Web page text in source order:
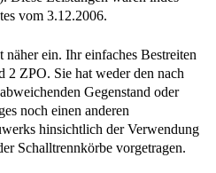
vom 3.12.2006.
ein. Ihr einfaches Bestreiten
2 ZPO. Sie hat weder den nach
Gegenstand oder
noch einen anderen
hinsichtlich der Verwendung
Schalltrennkörbe vorgetragen.